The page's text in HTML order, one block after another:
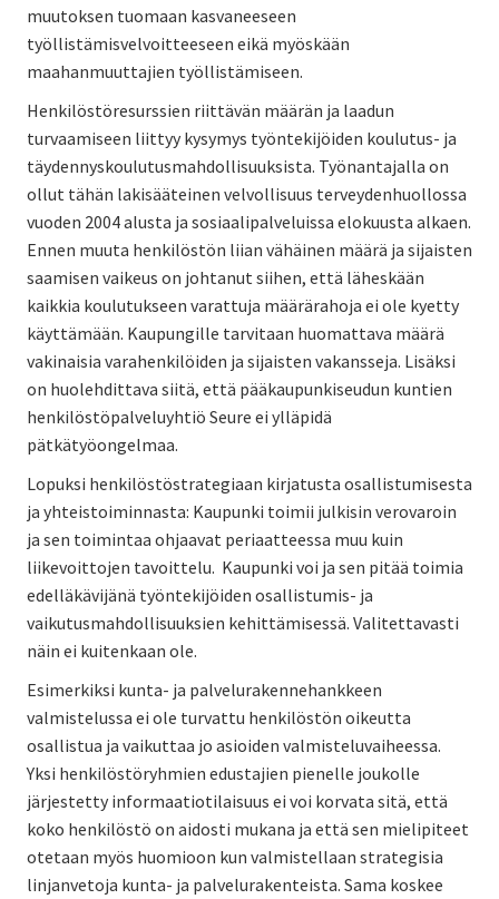
muutoksen tuomaan kasvaneeseen
työllistämisvelvoitteeseen eikä myöskään
maahanmuuttajien työllistämiseen.
Henkilöstöresurssien riittävän määrän ja laadun
turvaamiseen liittyy kysymys työntekijöiden koulutus- ja
täydennyskoulutusmahdollisuuksista. Työnantajalla on
ollut tähän lakisääteinen velvollisuus terveydenhuollossa
vuoden 2004 alusta ja sosiaalipalveluissa elokuusta alkaen.
Ennen muuta henkilöstön liian vähäinen määrä ja sijaisten
saamisen vaikeus on johtanut siihen, että läheskään
kaikkia koulutukseen varattuja määrärahoja ei ole kyetty
käyttämään. Kaupungille tarvitaan huomattava määrä
vakinaisia varahenkilöiden ja sijaisten vakansseja. Lisäksi
on huolehdittava siitä, että pääkaupunkiseudun kuntien
henkilöstöpalveluyhtiö Seure ei ylläpidä
pätkätyöongelmaa.
Lopuksi henkilöstöstrategiaan kirjatusta osallistumisesta
ja yhteistoiminnasta: Kaupunki toimii julkisin verovaroin
ja sen toimintaa ohjaavat periaatteessa muu kuin
liikevoittojen tavoittelu. Kaupunki voi ja sen pitää toimia
edelläkävijänä työntekijöiden osallistumis- ja
vaikutusmahdollisuuksien kehittämisessä. Valitettavasti
näin ei kuitenkaan ole.
Esimerkiksi kunta- ja palvelurakennehankkeen
valmistelussa ei ole turvattu henkilöstön oikeutta
osallistua ja vaikuttaa jo asioiden valmisteluvaiheessa.
Yksi henkilöstöryhmien edustajien pienelle joukolle
järjestetty informaatiotilaisuus ei voi korvata sitä, että
koko henkilöstö on aidosti mukana ja että sen mielipiteet
otetaan myös huomioon kun valmistellaan strategisia
linjanvetoja kunta- ja palvelurakenteista. Sama koskee